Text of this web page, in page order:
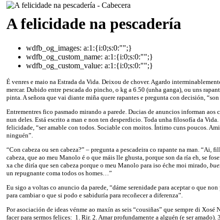
A felicidade na pescadería
wdfb_og_images: a:1:{i:0;s:0:"";}
wdfb_og_custom_name: a:1:{i:0;s:0:"";}
wdfb_og_custom_value: a:1:{i:0;s:0:"";}
É venres e maio na Estrada da Vida. Deixou de chover. Agardo
mercar. Dubido entre pescada do pincho, o kg a 6.50 (unha ganga), ou uns
pinta. A señora que vai diante miña quere rapantes e pregunta con decisión,
Entrementres fico pasmado mirando a parede. Ducias de anuncios informan aos
nun deles. Está escrito a man e non ten desperdicio. Toda unha filosofía da
felicidade, “ser amable con todos. Sociable con moitos. Íntimo cuns poucos.
ninguén”.
“Con cabeza ou sen cabeza?” – pregunta a pescadeira co rapante na man. “Ai,
cabeza, que ao meu Manolo é o que máis lle ghusta, porque son da ría eh, se
xa che diría que sen cabeza porque o meu Manolo para iso éche moi mirado,
un repugnante coma todos os homes…”
Eu sigo a voltas co anuncio da parede, “dáme serenidade para aceptar o que
para cambiar o que si podo e sabiduría para recoñecer a diferenza”.
Por asociación de ideas vénme ao maxín as seis “cousiñas” que sempre di Xosé
facer para sermos felices: 1. Rir. 2. Amar profundamente a alguén (e ser amado).